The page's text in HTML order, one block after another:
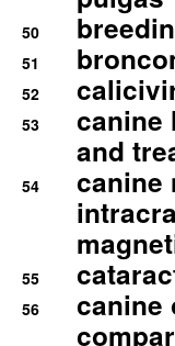
50
51
52
53
canine
and
54
canine
55
56
canine